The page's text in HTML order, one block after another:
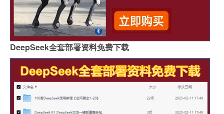
DeepSeek全套部署资料免费下载